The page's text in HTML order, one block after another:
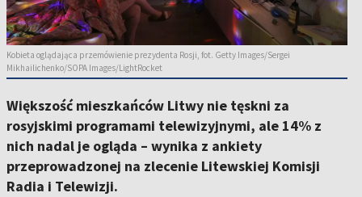
Kobieta oglądająca przemówienie prezydenta Rosji, fot. Getty Images/Sergei
Mikhailichenko/SOPA Images/LightRocket
Większość mieszkańców Litwy nie tęskni za
rosyjskimi programami telewizyjnymi, ale 14% z
nich nadal je ogląda – wynika z ankiety
przeprowadzonej na zlecenie Litewskiej Komisji
Radia i Telewizji.